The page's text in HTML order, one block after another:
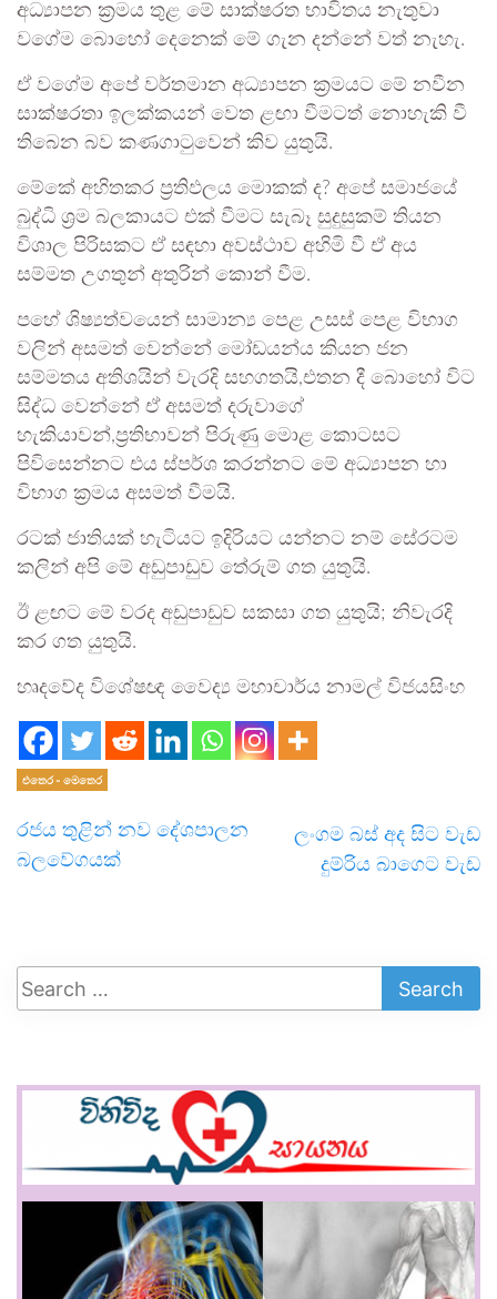
අධ්‍යාපන ක්‍රමය තුළ මේ සාක්ෂරත භාවිතය නැතුවා
වගේම බොහෝ දෙනෙක් මේ ගැන දන්නේ වත් නැහැ.
ඒ වගේම අපේ වර්තමාන අධ්‍යාපන ක්‍රමයට මේ නවීන
සාක්ෂරතා ඉලක්කයන් වෙත ළඟා වීමටත් නොහැකි වී
තිබෙන බව කණගාටුවෙන් කිව යුතුයි.
මේකේ අහිතකර ප්‍රතිඵලය මොකක් ද? අපේ සමාජයේ
බුද්ධි ශ්‍රම බලකායට එක් වීමට සැබෑ සුදුසුකම් තියන
විශාල පිරිසකට ඒ සඳහා අවස්ථාව අහිමි වී ඒ අය
සම්මත උගතුන් අතුරින් කොන් වීම.
පහේ ශිෂ්‍යත්වයෙන් සාමාන්‍ය පෙළ උසස් පෙළ විභාග
වලින් අසමත් වෙන්නේ මෝඩයන්ය කියන ජන
සම්මතය අතිශයින් වැරදි සහගතයි,එතන දී බොහෝ විට
සිද්ධ වෙන්නේ ඒ අසමත් දරුවාගේ
හැකියාවන්,ප්‍රතිභාවන් පිරුණු මොළ කොටසට
පිවිසෙන්නට එය ස්පර්ශ කරන්නට මේ අධ්‍යාපන හා
විභාග ක්‍රමය අසමත් වීමයි.
රටක් ජාතියක් හැටියට ඉදිරියට යන්නට නම් සේරටම
කලින් අපි මේ අඩුපාඩුව තේරුම් ගත යුතුයි.
ඊ ළඟට මේ වරද අඩුපාඩුව සකසා ගත යුතුයි; නිවැරදි
කර ගත යුතුයි.
හෘදවේද විශේෂඥ වෛද්‍ය මහාචාර්ය නාමල් විජයසිංහ
එතෙර - මෙතෙර
රජය තුළින් නව දේශපාලන
බලවේගයක්
ලංගම බස් අද සිට වැඩ
දුම්රිය බාගෙට වැඩ